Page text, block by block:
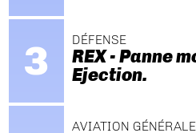
DÉFENSE
REX - Panne
Ejection.
AVIATION GÉNÉRALE